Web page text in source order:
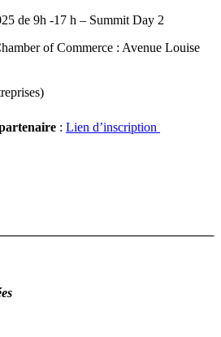
de 9h -17 h – Summit Day 2
of Commerce : Avenue Louise
: Lien d’inscription